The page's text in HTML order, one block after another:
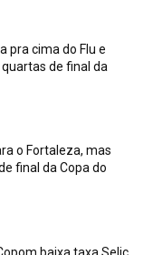
pra cima do Flu e
de final da
o Fortaleza, mas
final da Copa do